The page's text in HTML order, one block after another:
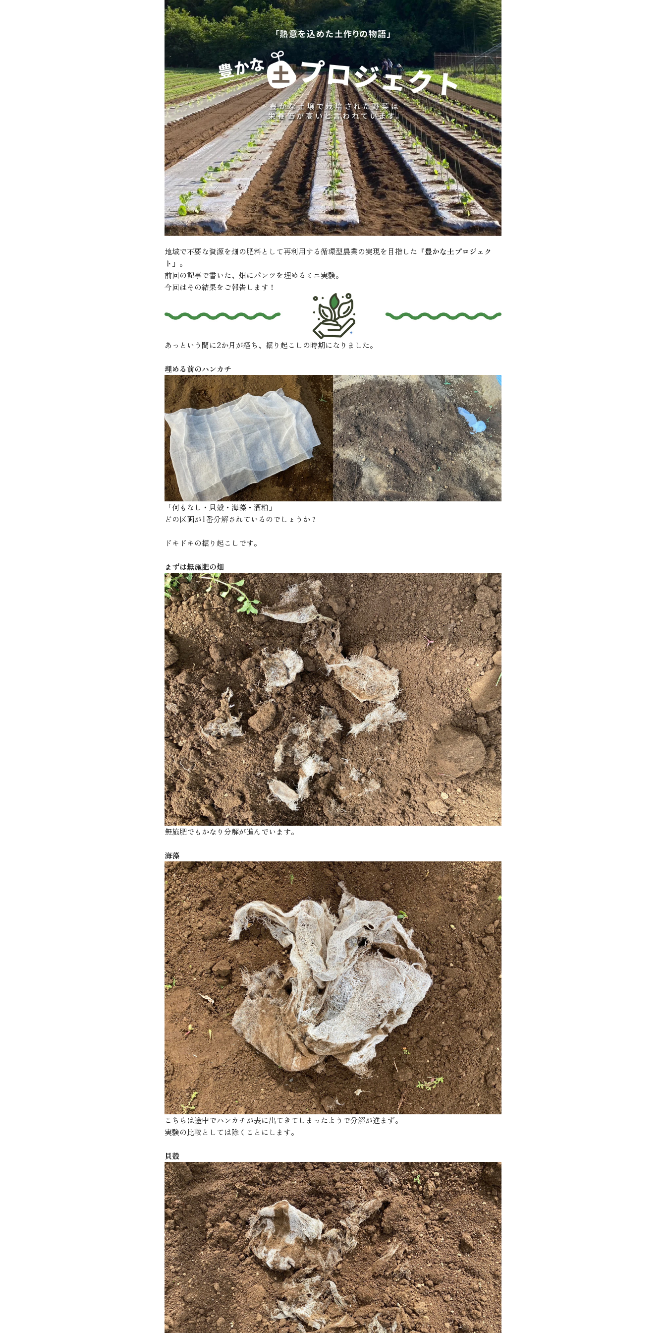
地域で不要な資源を畑の肥料として再利用する循環型農業の実現を目指した『豊かな土プロジェク
ト 』。
前回の記事で書いた、畑にパンツを埋めるミニ実験。
今回はその結果をご報告します！
あっという間に2か月が経ち、掘り起こしの時期になりました。
埋める前のハンカチ
「何もなし・貝殻・海藻・酒粕」
どの区画が1番分解されているのでしょうか？
ドキドキの掘り起こしです。
まずは無施肥の畑
無施肥でもかなり分解が進んでいます。
海藻
こちらは途中でハンカチが表に出てきてしまったようで分解が進まず。
実験の比較としては除くことにします。
貝殻